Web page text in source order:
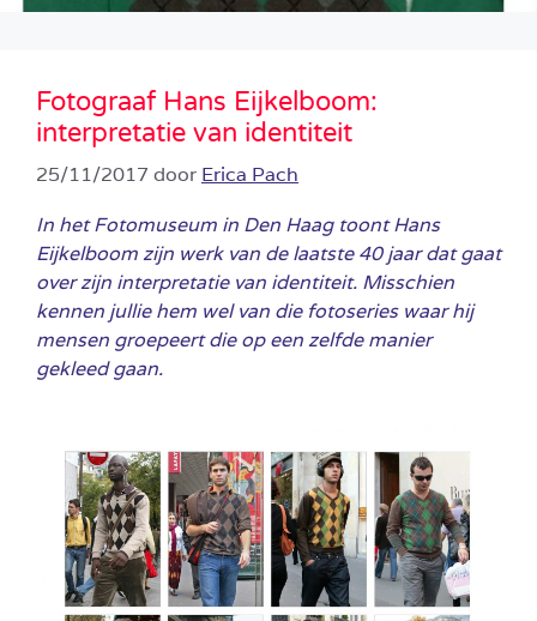
Fotograaf Hans Eijkelboom:
interpretatie van identiteit
25/11/2017 door Erica Pach
In het Fotomuseum in Den Haag toont Hans
Eijkelboom zijn werk van de laatste 40 jaar dat gaat
over zijn interpretatie van identiteit. Misschien
kennen jullie hem wel van die fotoseries waar hij
mensen groepeert die op een zelfde manier
gekleed gaan.